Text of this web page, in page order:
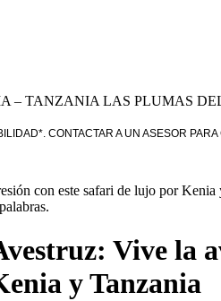
– TANZANIA LAS PLUMAS DEL
CONTACTAR A UN ASESOR
con este safari de lujo por
Vive la
y Tanzania